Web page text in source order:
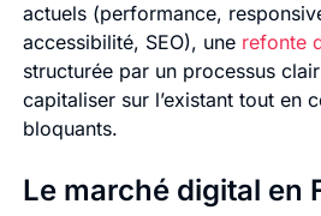
actuels (performance,
accessibilité, SEO), une refonte
structurée par un processus
capitaliser sur l’existant tout en
bloquants.
Le marché digital en